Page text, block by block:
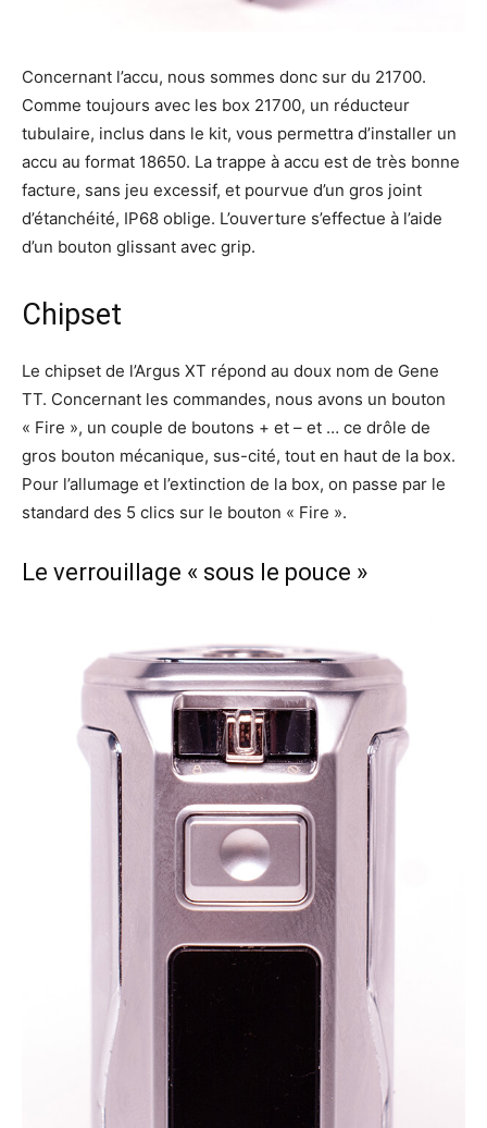
Concernant l’accu, nous sommes donc sur du 21700.
Comme toujours avec les box 21700, un réducteur
tubulaire, inclus dans le kit, vous permettra d’installer un
accu au format 18650. La trappe à accu est de très bonne
facture, sans jeu excessif, et pourvue d’un gros joint
d’étanchéité, IP68 oblige. L’ouverture s’effectue à l’aide
d’un bouton glissant avec grip.
Chipset
Le chipset de l’Argus XT répond au doux nom de Gene
TT. Concernant les commandes, nous avons un bouton
« Fire », un couple de boutons + et – et … ce drôle de
gros bouton mécanique, sus-cité, tout en haut de la box.
Pour l’allumage et l’extinction de la box, on passe par le
standard des 5 clics sur le bouton « Fire ».
Le verrouillage « sous le pouce »